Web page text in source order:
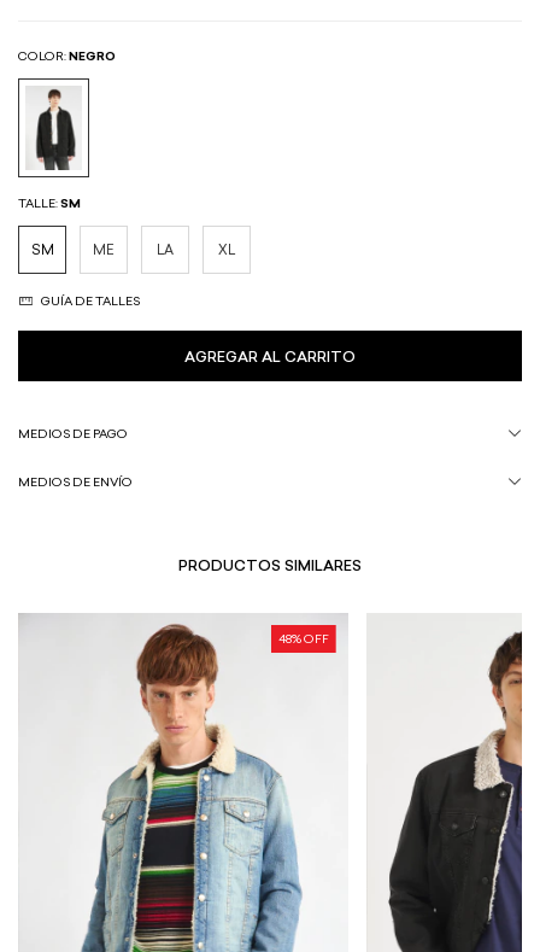
COLOR: NEGRO
TALLE:SM
SM ME LA XL
GUÍA DE TALLES
MEDIOS DE PAGO
MEDIOS DE ENVÍO
PRODUCTOS SIMILARES
48% OFF